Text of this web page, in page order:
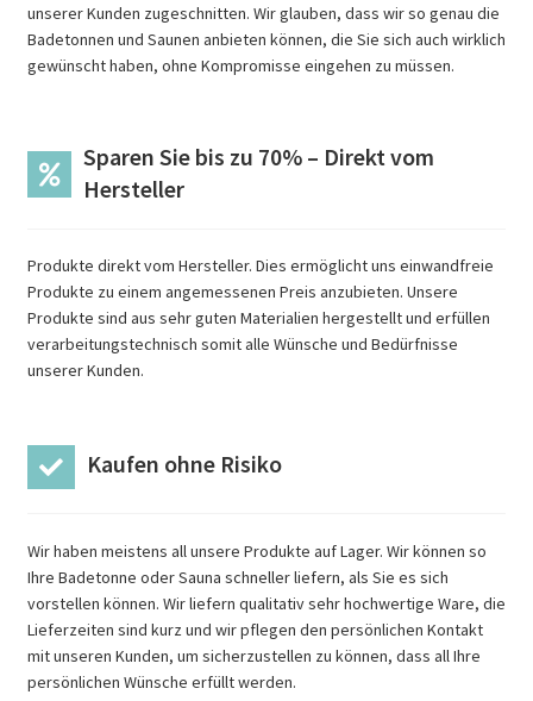
unserer Kunden zugeschnitten. Wir glauben, dass wir so genau die
Badetonnen und Saunen anbieten können, die Sie sich auch wirklich
gewünscht haben, ohne Kompromisse eingehen zu müssen.
Sparen Sie bis zu 70% – Direkt vom
Hersteller
Produkte direkt vom Hersteller. Dies ermöglicht uns einwandfreie
Produkte zu einem angemessenen Preis anzubieten. Unsere
Produkte sind aus sehr guten Materialien hergestellt und erfüllen
verarbeitungstechnisch somit alle Wünsche und Bedürfnisse
unserer Kunden.
Kaufen ohne Risiko
Wir haben meistens all unsere Produkte auf Lager. Wir können so
Ihre Badetonne oder Sauna schneller liefern, als Sie es sich
vorstellen können. Wir liefern qualitativ sehr hochwertige Ware, die
Lieferzeiten sind kurz und wir pflegen den persönlichen Kontakt
mit unseren Kunden, um sicherzustellen zu können, dass all Ihre
persönlichen Wünsche erfüllt werden.